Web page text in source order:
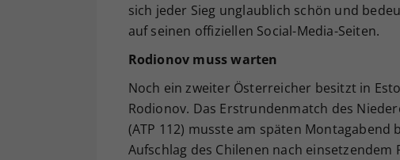
sich jeder Sieg unglaublich schön und
auf seinen offiziellen Social-Media-Seiten.
Rodionov muss warten
Noch ein zweiter Österreicher besitzt in
Rodionov. Das Erstrundenmatch des
(ATP 112) musste am späten Montagabend
Aufschlag des Chilenen nach